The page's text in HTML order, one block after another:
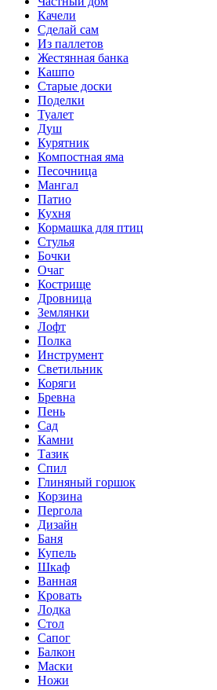
Качели
Сделай сам
Из паллетов
Жестянная банка
Кашпо
Старые доски
Поделки
Туалет
Душ
Курятник
Компостная яма
Песочница
Мангал
Патио
Кухня
Кормашка для птиц
Стулья
Бочки
Очаг
Кострище
Дровница
Землянки
Лофт
Полка
Инструмент
Светильник
Коряги
Бревна
Пень
Сад
Камни
Тазик
Спил
Глиняный горшок
Корзина
Пергола
Дизайн
Баня
Купель
Шкаф
Ванная
Кровать
Лодка
Стол
Сапог
Балкон
Маски
Ножи